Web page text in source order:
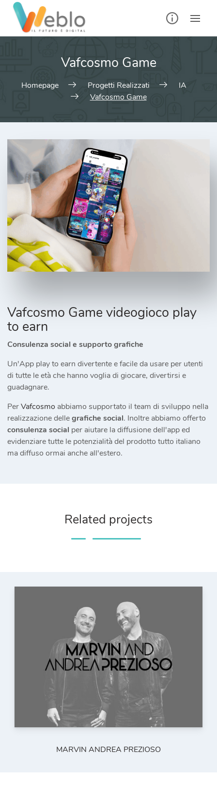
Skip
content
Vafcosmo Game
Homepage Progetti Realizzati
IA
Vafcosmo Game
Vafcosmo Game videogioco play
to earn
Consulenza social e supporto grafiche
Un'App play to earn divertente e facile da usare per utenti
di tutte le età che hanno voglia di giocare, divertirsi e
guadagnare.
PerVafcosmo abbiamo supportato il team di sviluppo nella
realizzazione dellegrafiche social. Inoltre abbiamo offerto
consulenza social per aiutare la diffusione dell'app ed
evidenziare tutte le potenzialità del prodotto tutto italiano
ma diffuso ormai anche all'estero.
Related projects
MARVIN ANDREA PREZIOSO